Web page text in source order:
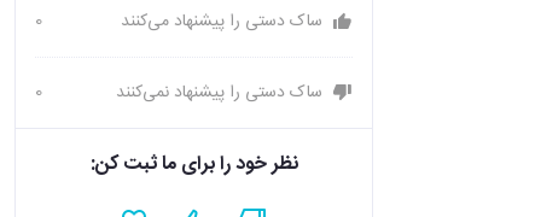
ساک دستی را پیشنهاد می‌کنند 0
ساک دستی را پیشنهاد نمی‌کنند 0
نظر خود را برای ما ثبت کن: